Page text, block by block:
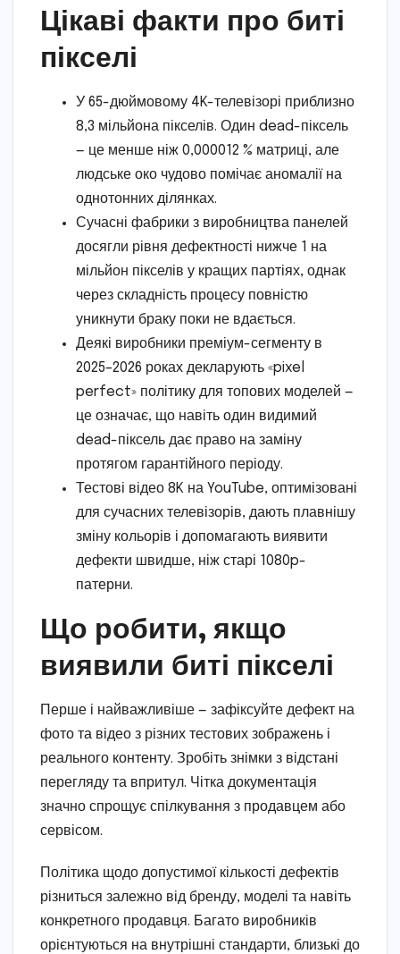
Цікаві факти про биті
пікселі
У 65-дюймовому 4K-телевізорі приблизно
8,3 мільйона пікселів. Один dead-піксель
— це менше ніж 0,000012 % матриці, але
людське око чудово помічає аномалії на
однотонних ділянках.
Сучасні фабрики з виробництва панелей
досягли рівня дефектності нижче 1 на
мільйон пікселів у кращих партіях, однак
через складність процесу повністю
уникнути браку поки не вдається.
Деякі виробники преміум-сегменту в
2025–2026 роках декларують «pixel
perfect» політику для топових моделей —
це означає, що навіть один видимий
dead-піксель дає право на заміну
протягом гарантійного періоду.
Тестові відео 8K на YouTube, оптимізовані
для сучасних телевізорів, дають плавнішу
зміну кольорів і допомагають виявити
дефекти швидше, ніж старі 1080p-
патерни.
Що робити, якщо
виявили биті пікселі
Перше і найважливіше — зафіксуйте дефект на
фото та відео з різних тестових зображень і
реального контенту. Зробіть знімки з відстані
перегляду та впритул. Чітка документація
значно спрощує спілкування з продавцем або
сервісом.
Політика щодо допустимої кількості дефектів
різниться залежно від бренду, моделі та навіть
конкретного продавця. Багато виробників
орієнтуються на внутрішні стандарти, близькі до